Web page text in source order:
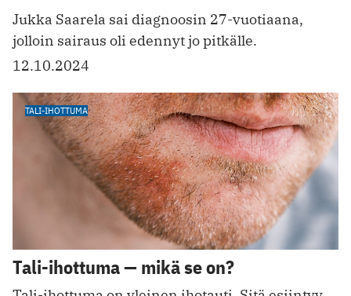
Jukka Saarela sai diagnoosin 27-vuotiaana,
jolloin sairaus oli edennyt jo pitkälle.
12.10.2024
TALI-IHOTTUMA
Tali-ihottuma — mikä se on?